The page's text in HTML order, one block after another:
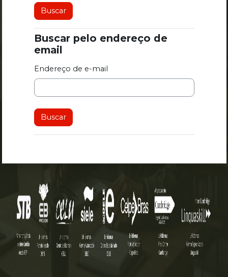
Buscar pelo endereço de email
Buscar pelo endereço de
email
Endereço de e-mail